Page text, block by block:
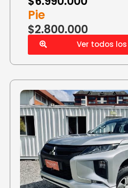
Pie
$2.800.000
Ver todos